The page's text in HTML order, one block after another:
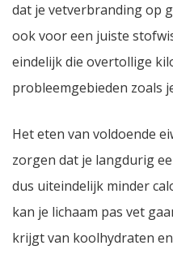
dat je vetverbranding op
ook voor een juiste
eindelijk die overtollige
probleemgebieden zoals
Het eten van voldoende
zorgen dat je langdurig
dus uiteindelijk minder
kan je lichaam pas vet
krijgt van koolhydraten